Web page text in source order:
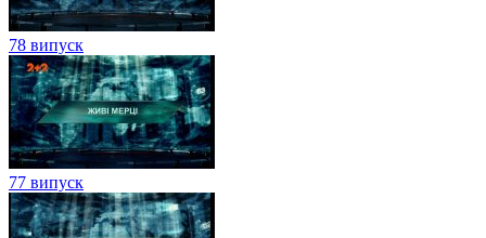
78 випуск
77 випуск